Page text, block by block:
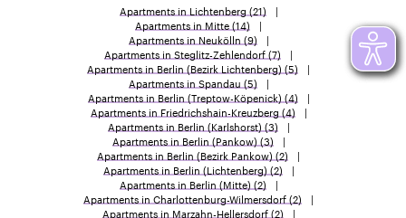
Apartments in Lichtenberg (21)
Apartments in Mitte(14)
Apartments in Neukölln (9)
Apartments in Steglitz-Zehlendorf(7)
Apartments in Berlin (Bezirk Lichtenberg) (5)
Apartments in Spandau (5)
Apartments in Berlin (Treptow-Köpenick) (4)
Apartments in Friedrichshain-Kreuzberg (4)
Apartments in Berlin (Karlshorst) (3)
Apartments in Berlin (Pankow) (3)
Apartments in Berlin (Bezirk Pankow) (2)
Apartments in Berlin (Lichtenberg) (2)
Apartments in Berlin (Mitte) (2)
Apartments in Charlottenburg-Wilmersdorf(2)
Apartments in Marzahn-Hellersdorf(2)